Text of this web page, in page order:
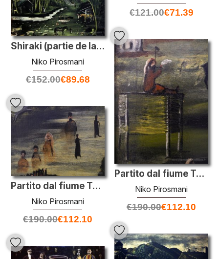
€121.00€71.39
Shiraki (partie de la tapisserie en six peintures)
Niko Pirosmani
€152.00€89.68
Partito dal fiume Tskheniszkali (frammento)
Niko Pirosmani
€190.00€112.10
Partito dal fiume Tskheniszkali (frammento)
Niko Pirosmani
€190.00€112.10